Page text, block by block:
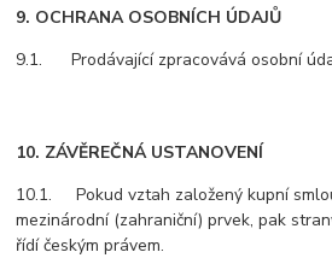
9. OCHRANA OSOBNÍCH ÚDAJŮ
9.1. Prodávající zpracovává osobní
10. ZÁVĚREČNÁ USTANOVENÍ
10.1. Pokud vztah založený kupní
mezinárodní (zahraniční) prvek, pak
řídí českým právem.